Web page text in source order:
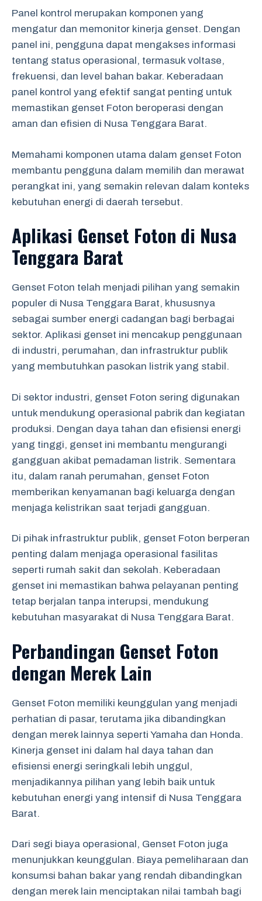
Panel kontrol merupakan komponen yang
mengatur dan memonitor kinerja genset. Dengan
panel ini, pengguna dapat mengakses informasi
tentang status operasional, termasuk voltase,
frekuensi, dan level bahan bakar. Keberadaan
panel kontrol yang efektif sangat penting untuk
memastikan genset Foton beroperasi dengan
aman dan efisien di Nusa Tenggara Barat.
Memahami komponen utama dalam genset Foton
membantu pengguna dalam memilih dan merawat
perangkat ini, yang semakin relevan dalam konteks
kebutuhan energi di daerah tersebut.
Aplikasi Genset Foton di Nusa
Tenggara Barat
Genset Foton telah menjadi pilihan yang semakin
populer di Nusa Tenggara Barat, khususnya
sebagai sumber energi cadangan bagi berbagai
sektor. Aplikasi genset ini mencakup penggunaan
di industri, perumahan, dan infrastruktur publik
yang membutuhkan pasokan listrik yang stabil.
Di sektor industri, genset Foton sering digunakan
untuk mendukung operasional pabrik dan kegiatan
produksi. Dengan daya tahan dan efisiensi energi
yang tinggi, genset ini membantu mengurangi
gangguan akibat pemadaman listrik. Sementara
itu, dalam ranah perumahan, genset Foton
memberikan kenyamanan bagi keluarga dengan
menjaga kelistrikan saat terjadi gangguan.
Di pihak infrastruktur publik, genset Foton berperan
penting dalam menjaga operasional fasilitas
seperti rumah sakit dan sekolah. Keberadaan
genset ini memastikan bahwa pelayanan penting
tetap berjalan tanpa interupsi, mendukung
kebutuhan masyarakat di Nusa Tenggara Barat.
Perbandingan Genset Foton
dengan Merek Lain
Genset Foton memiliki keunggulan yang menjadi
perhatian di pasar, terutama jika dibandingkan
dengan merek lainnya seperti Yamaha dan Honda.
Kinerja genset ini dalam hal daya tahan dan
efisiensi energi seringkali lebih unggul,
menjadikannya pilihan yang lebih baik untuk
kebutuhan energi yang intensif di Nusa Tenggara
Barat.
Dari segi biaya operasional, Genset Foton juga
menunjukkan keunggulan. Biaya pemeliharaan dan
konsumsi bahan bakar yang rendah dibandingkan
dengan merek lain menciptakan nilai tambah bagi